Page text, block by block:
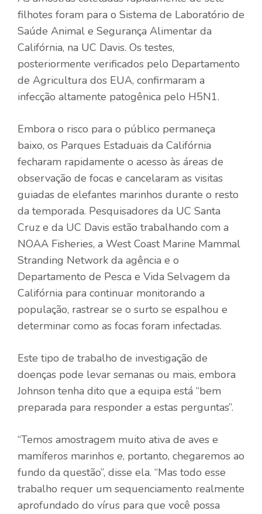
filhotes foram para o Sistema de Laboratório de
Saúde Animal e Segurança Alimentar da
Califórnia, na UC Davis. Os testes,
posteriormente verificados pelo Departamento
de Agricultura dos EUA, confirmaram a
infecção altamente patogênica pelo H5N1.
Embora o risco para o público permaneça
baixo, os Parques Estaduais da Califórnia
fecharam rapidamente o acesso às áreas de
observação de focas e cancelaram as visitas
guiadas de elefantes marinhos durante o resto
da temporada. Pesquisadores da UC Santa
Cruz e da UC Davis estão trabalhando com a
NOAA Fisheries, a West Coast Marine Mammal
Stranding Network da agência e o
Departamento de Pesca e Vida Selvagem da
Califórnia para continuar monitorando a
população, rastrear se o surto se espalhou e
determinar como as focas foram infectadas.
Este tipo de trabalho de investigação de
doenças pode levar semanas ou mais, embora
Johnson tenha dito que a equipa está “bem
preparada para responder a estas perguntas”.
“Temos amostragem muito ativa de aves e
mamíferos marinhos e, portanto, chegaremos ao
fundo da questão”, disse ela. “Mas todo esse
trabalho requer um sequenciamento realmente
aprofundado do vírus para que você possa